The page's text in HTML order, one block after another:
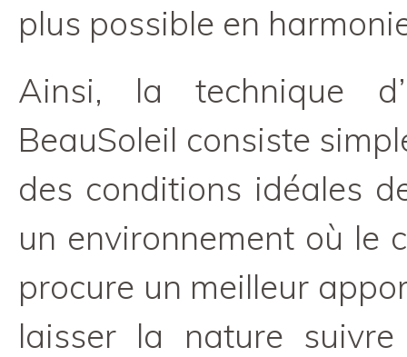
plus possible en
Ainsi, la technique
BeauSoleil consiste
des conditions idéales
un environnement où le
procure un meilleur
laisser la nature